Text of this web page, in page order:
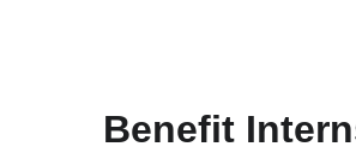
Benefit